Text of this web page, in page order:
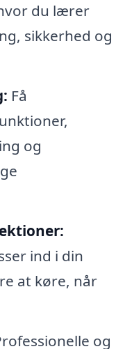
du lærer
sikkerhed og
Få
og
ind i din
at køre, når
og